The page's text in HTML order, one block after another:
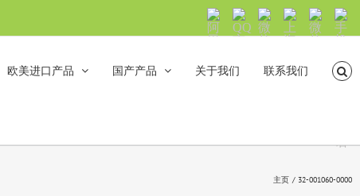
阿
里
沟
QQ
交
微
信
号：
shanhehairong
上
海
海
微
信
手
机
览
直
接
欧美进口产品 国产产品 关于我们 联系我们
主页 32-001060-0000